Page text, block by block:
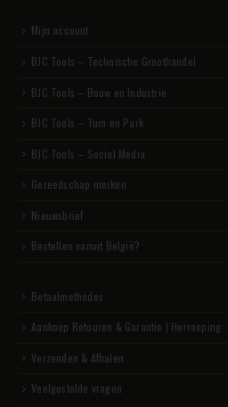
Mijn account
BJC Tools – Technische Groothandel
BJC Tools – Bouw en Industrie
BJC Tools – Tuin en Park
BJC Tools – Social Media
Gereedschap merken
Nieuwsbrief
Bestellen vanuit België?
Betaalmethodes
Aankoop Retouren & Garantie | Herroeping
Verzenden & Afhalen
Veelgestelde vragen